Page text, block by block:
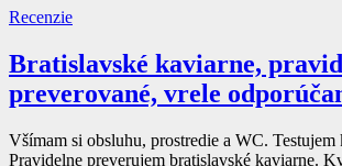
Recenzie
Bratislavské kaviarne,
preverované, vrele
Všímam si obsluhu, prostredie a WC. Testujem
Pravidelne preverujem bratislavské kaviarne.